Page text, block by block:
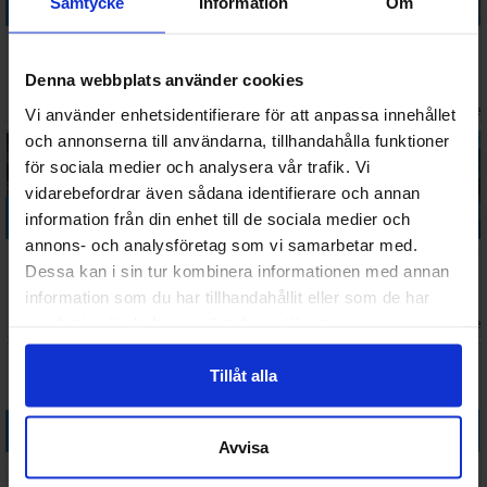
Denna webbplats använder cookies
Vi använder enhetsidentifierare för att anpassa innehållet
och annonserna till användarna, tillhandahålla funktioner
för sociala medier och analysera vår trafik. Vi
vidarebefordrar även sådana identifierare och annan
information från din enhet till de sociala medier och
annons- och analysföretag som vi samarbetar med.
Dessa kan i sin tur kombinera informationen med annan
information som du har tillhandahållit eller som de har
Tillåt alla
Avvisa
Edition
Brädspel
436 SEK 2026-08-27
(Norsk
utgave)
279 SEK I lager:12 218 SEK 2026-09-30418 SEK I
Köp
Star Wars
Imperial
Assault
Köp
Labyrinth
Pokemon
Brädspel
Köp
Dragomino
Brädspel
LEGO Monkey
Palace
Brädspel
I